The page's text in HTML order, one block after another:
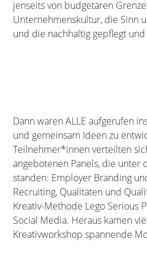
jenseits von budgetären
Unternehmenskultur, die Sinn
und die nachhaltig gepflegt
Dann waren ALLE aufgerufen
und gemeinsam Ideen zu
Teilnehmer*innen verteilten
angebotenen Panels, die unter
standen: Employer Branding
Recruiting, Qualitäten und
Kreativ-Methode Lego Serious
Social Media. Heraus kamen
Kreativworkshop spannende